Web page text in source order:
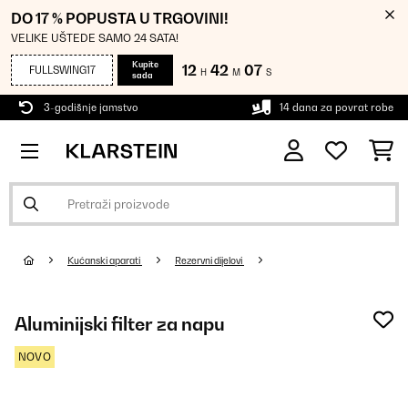
DO 17 % POPUSTA U TRGOVINI!
VELIKE UŠTEDE SAMO 24 SATA!
FULLSWING17
Kupite
sada
12 H 42 M 07 S
3-godišnje jamstvo 14 dana za povrat robe
Kućanski aparati Rezervni dijelovi
Aluminijski filter za napu
NOVO